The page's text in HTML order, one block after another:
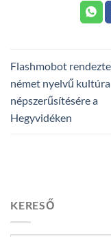
Flashmobot
német nyelvű kultúra
népszerűsítésére a
Hegyvidéken
KERESŐ